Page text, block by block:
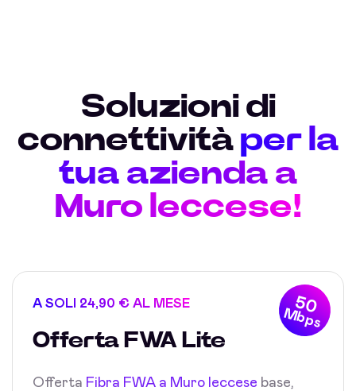
Soluzioni di
connettività per la
tua azienda a
Muro leccese!
50
Mbps
A SOLI 24,90 € AL MESE
Offerta FWA Lite
Offerta Fibra FWA a Muro leccese base,